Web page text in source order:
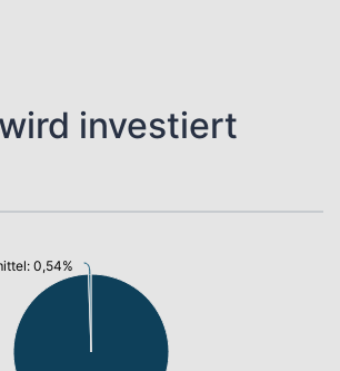
investiert
0,54%